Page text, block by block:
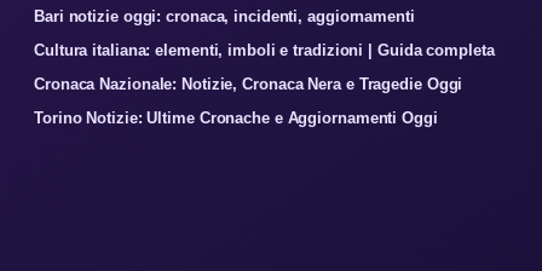
Bari notizie oggi: cronaca, incidenti, aggiornamenti
Cultura italiana: elementi, imboli e tradizioni | Guida completa
Cronaca Nazionale: Notizie, Cronaca Nera e Tragedie Oggi
Torino Notizie: Ultime Cronache e Aggiornamenti Oggi